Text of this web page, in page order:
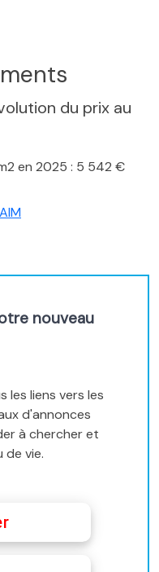
du prix au
en 2025 : 5 542 €
nouveau
les liens vers les
d'annonces
à chercher et
de vie.